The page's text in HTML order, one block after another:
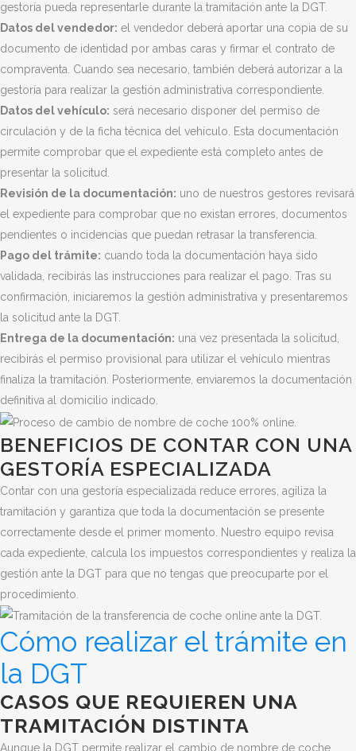
gestoría pueda representarle durante la tramitación ante la DGT.
Datos del vendedor: el vendedor deberá aportar una copia de su
documento de identidad por ambas caras y firmar el contrato de
compraventa. Cuando sea necesario, también deberá autorizar a la
gestoría para realizar la gestión administrativa correspondiente.
Datos del vehículo: será necesario disponer del permiso de
circulación y de la ficha técnica del vehículo. Esta documentación
permite comprobar que el expediente está completo antes de
presentar la solicitud.
Revisión de la documentación: uno de nuestros gestores revisará
el expediente para comprobar que no existan errores, documentos
pendientes o incidencias que puedan retrasar la transferencia.
Pago del trámite: cuando toda la documentación haya sido
validada, recibirás las instrucciones para realizar el pago. Tras su
confirmación, iniciaremos la gestión administrativa y presentaremos
la solicitud ante la DGT.
Entrega de la documentación: una vez presentada la solicitud,
recibirás el permiso provisional para utilizar el vehículo mientras
finaliza la tramitación. Posteriormente, enviaremos la documentación
definitiva al domicilio indicado.
BENEFICIOS DE CONTAR CON UNA
GESTORÍA ESPECIALIZADA
Contar con una gestoría especializada reduce errores, agiliza la
tramitación y garantiza que toda la documentación se presente
correctamente desde el primer momento. Nuestro equipo revisa
cada expediente, calcula los impuestos correspondientes y realiza la
gestión ante la DGT para que no tengas que preocuparte por el
procedimiento.
Cómo realizar el trámite en
la DGT
CASOS QUE REQUIEREN UNA
TRAMITACIÓN DISTINTA
Aunque la DGT permite realizar el cambio de nombre de coche